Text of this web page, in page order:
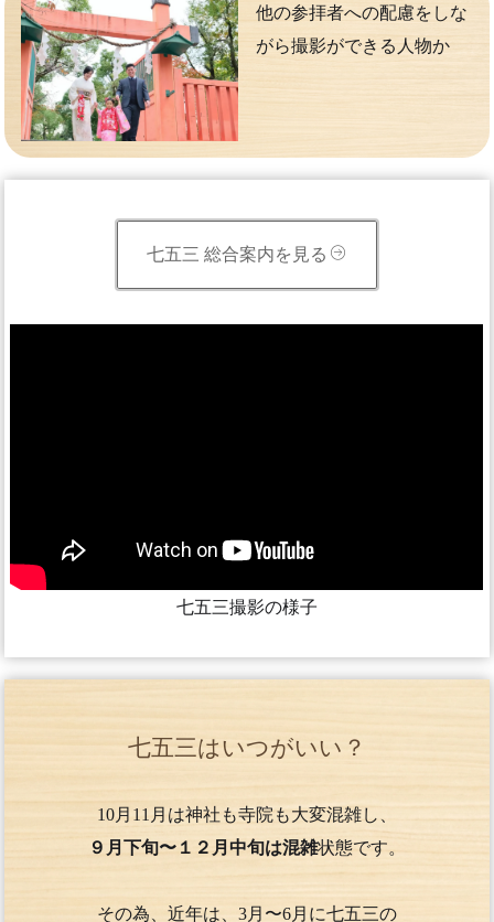
他の参拝者への配慮をしな
がら撮影ができる人物か
七五三 総合案内を見る
七五三撮影の様子
七五三はいつがいい？
10月11月は神社も寺院も大変混雑し、
９月下旬〜１２月中旬は混雑状態です。
その為、近年は、3月〜6月に七五三の